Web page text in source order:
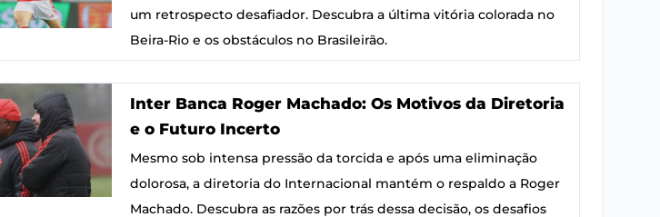
um retrospecto desafiador. Descubra a última vitória colorada no
Beira-Rio e os obstáculos no Brasileirão.
Inter Banca Roger Machado: Os Motivos da Diretoria
e o Futuro Incerto
Mesmo sob intensa pressão da torcida e após uma eliminação
dolorosa, a diretoria do Internacional mantém o respaldo a Roger
Machado. Descubra as razões por trás dessa decisão, os desafios